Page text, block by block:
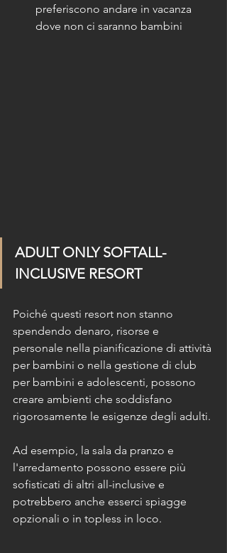
preferiscono andare in vacanza
dove non ci saranno bambini
ADULT ONLY SOFTALL-
INCLUSIVE RESORT
Poiché questi resort non stanno
spendendo denaro, risorse e
personale nella pianificazione di attività
per bambini o nella gestione di club
per bambini e adolescenti, possono
creare ambienti che soddisfano
rigorosamente le esigenze degli adulti.
Ad esempio, la sala da pranzo e
l'arredamento possono essere più
sofisticati di altri all-inclusive e
potrebbero anche esserci spiagge
opzionali o in topless in loco.